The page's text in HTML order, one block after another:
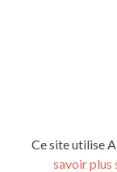
Ce site utilise
savoir plus